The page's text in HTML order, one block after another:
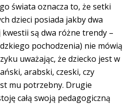
świata oznacza to, że setki
dzieci posiada jakby dwa
kwestii są dwa różne trendy –
pochodzenia) nie mówią
uważając, że dziecko jest w
arabski, czeski, czy
mu potrzebny. Drugie
całą swoją pedagogiczną